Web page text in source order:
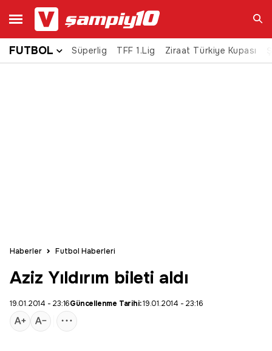
Ara
FUTBOL Süperlig TFF 1.Lig Ziraat Türkiye Kupası
Haberler Futbol Haberleri
Aziz Yıldırım bileti aldı
19.01.2014 - 23:16Güncellenme Tarihi:19.01.2014 - 23:16